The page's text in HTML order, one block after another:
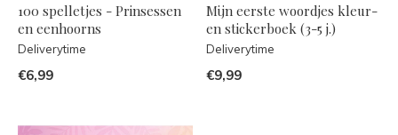
100 spelletjes - Prinsessen
en eenhoorns
Deliverytime
€6,99
Mijn eerste woordjes kleur-
en stickerboek (3-5 j.)
Deliverytime
€9,99